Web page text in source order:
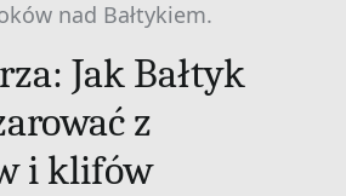
nad Bałtykiem.
Jak Bałtyk
z
i klifów